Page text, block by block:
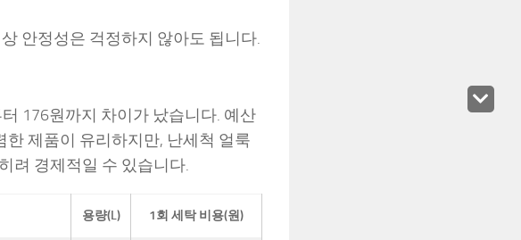
안정성은 걱정하지 않아도 됩니다.
176원까지 차이가 났습니다. 예산
한 제품이 유리하지만, 난세척 얼룩
려 경제적일 수 있습니다.
용량(L) 1회 세탁 비용(원)